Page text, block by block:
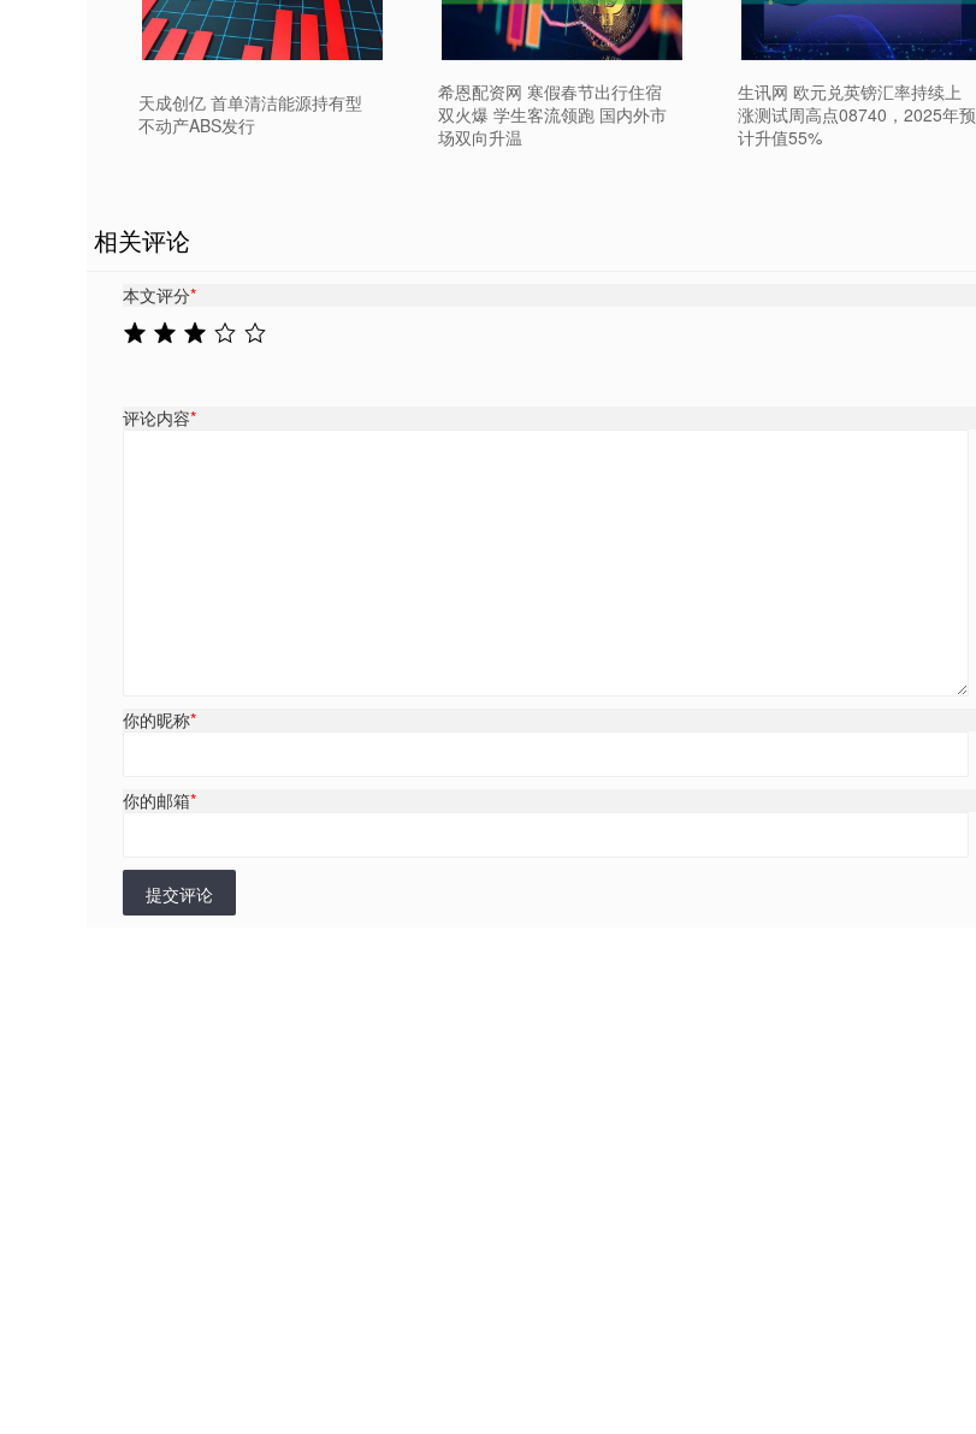
天成创亿 首单清洁能源持有型
不动产ABS发行
希恩配资网 寒假春节出行住宿
双火爆 学生客流领跑 国内外市
场双向升温
生讯网 欧元兑英镑汇率持续上
涨测试周高点08740，2025年预
计升值55%
相关评论
本文评分*
评论内容*
你的昵称*
你的邮箱*
提交评论